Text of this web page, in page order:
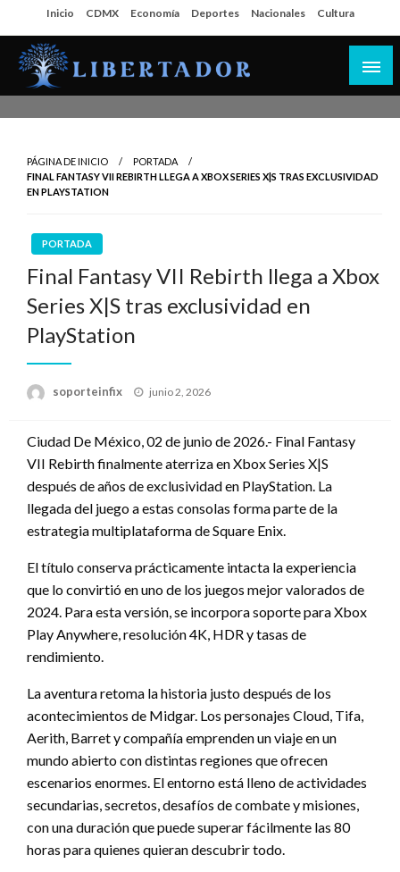
al
contenido
Inicio CDMX Economía Deportes Nacionales Cultura
PÁGINA DE INICIO
PORTADA
FINAL FANTASY VII REBIRTH LLEGA A XBOX SERIES X|S TRAS EXCLUSIVIDAD
EN PLAYSTATION
PORTADA
Final Fantasy VII Rebirth llega a Xbox
Series X|S tras exclusividad en
PlayStation
soporteinfix
Publicado
junio 2, 2026
Ciudad De México, 02 de junio de 2026.- Final Fantasy
VII Rebirth finalmente aterriza en Xbox Series X|S
después de años de exclusividad en PlayStation. La
llegada del juego a estas consolas forma parte de la
estrategia multiplataforma de Square Enix.
El título conserva prácticamente intacta la experiencia
que lo convirtió en uno de los juegos mejor valorados de
2024. Para esta versión, se incorpora soporte para Xbox
Play Anywhere, resolución 4K, HDR y tasas de
rendimiento.
La aventura retoma la historia justo después de los
acontecimientos de Midgar. Los personajes Cloud, Tifa,
Aerith, Barret y compañía emprenden un viaje en un
mundo abierto con distintas regiones que ofrecen
escenarios enormes. El entorno está lleno de actividades
secundarias, secretos, desafíos de combate y misiones,
con una duración que puede superar fácilmente las 80
horas para quienes quieran descubrir todo.